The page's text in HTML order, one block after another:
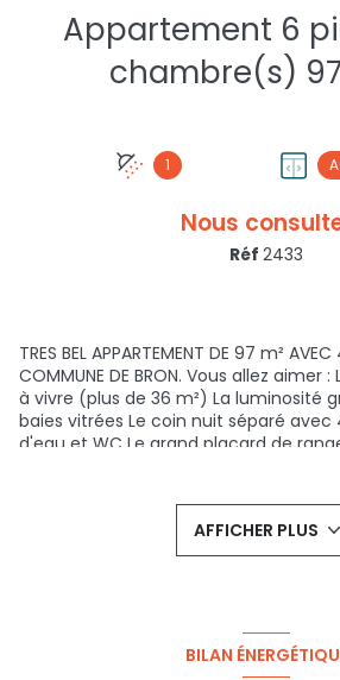
Appartement 6 pièce(s) 4
1
Nous
Réf 2433
TRES BEL APPARTEMENT DE 97 m² AVEC
COMMUNE DE BRON. Vous allez aimer
à vivre (plus de 36 m²) La luminosité
baies vitrées Le coin nuit séparé avec
d'eau et WC Le grand placard de
primaire, collège ainsi que la crèche à
verts à deux pas (parc Antoine Perrin
Essarts) - commerces à 5 min à
06 03 80 60 53 ou par mail :
AFFICHER PLUS
BILAN